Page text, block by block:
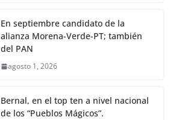
En septiembre candidato de la
alianza Morena-Verde-PT; también
del PAN
agosto 1, 2026
Bernal, en el top ten a nivel nacional
de los “Pueblos Mágicos”.